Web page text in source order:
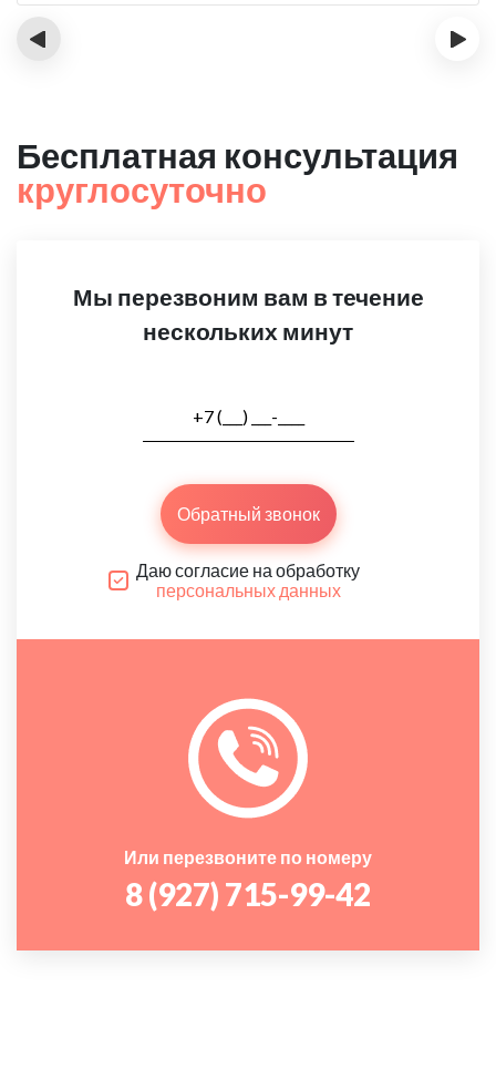
‹ ›
Бесплатная консультация
круглосуточно
Мы перезвоним вам в течение
нескольких минут
Обратный звонок
Даю согласие на обработку
персональных данных
Или перезвоните по номеру
8 (927) 715-99-42